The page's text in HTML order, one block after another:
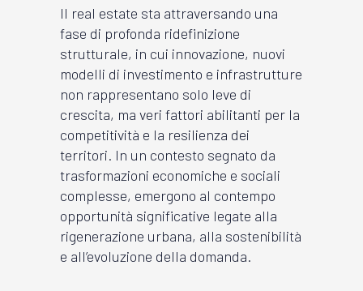
Il real estate sta attraversando una
fase di profonda ridefinizione
strutturale, in cui innovazione, nuovi
modelli di investimento e infrastrutture
non rappresentano solo leve di
crescita, ma veri fattori abilitanti per la
competitività e la resilienza dei
territori. In un contesto segnato da
trasformazioni economiche e sociali
complesse, emergono al contempo
opportunità significative legate alla
rigenerazione urbana, alla sostenibilità
e all’evoluzione della domanda.